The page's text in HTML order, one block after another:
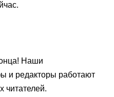
Наши
и редакторы работают
читателей.